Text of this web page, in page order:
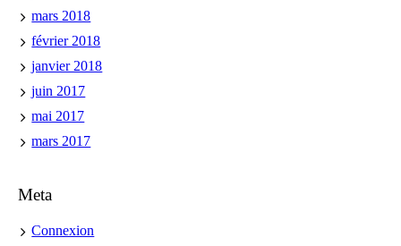
mars 2018
février 2018
janvier 2018
juin 2017
mai 2017
mars 2017
Meta
Connexion